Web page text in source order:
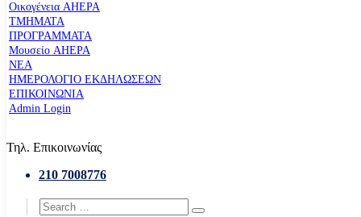
Οικογένεια AHEPA
ΤΜΗΜΑΤΑ
ΠΡΟΓΡΑΜΜΑΤΑ
Μουσείο AHEPA
ΝΕΑ
ΗΜΕΡΟΛΟΓΙΟ ΕΚΔΗΛΩΣΕΩΝ
ΕΠΙΚΟΙΝΩΝΙΑ
Admin Login
Τηλ. Επικοινωνίας
210 7008776